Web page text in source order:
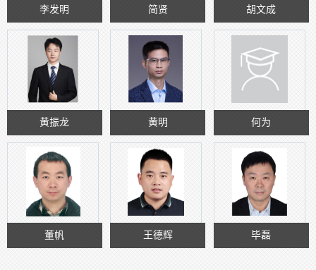
李发明 简贤 胡文成
黄振龙 黄明 何为
董帆 王德辉 毕磊